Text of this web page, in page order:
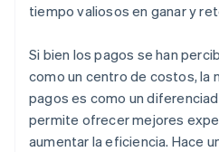
tiempo valiosos en ganar y
Si bien los pagos se han
como un centro de costos, la
pagos es como un
permite ofrecer mejores
aumentar la eficiencia. Hace